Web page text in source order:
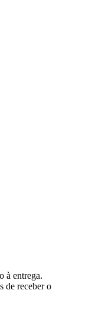
à entrega.
de receber o